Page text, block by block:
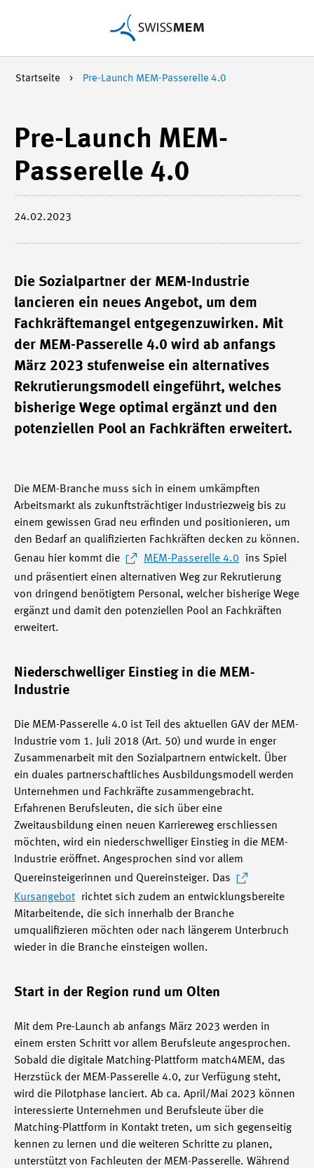
Startseite Pre-Launch MEM-Passerelle 4.0
Pre-Launch MEM-
Passerelle 4.0
24.02.2023
Die Sozialpartner der MEM-Industrie
lancieren ein neues Angebot, um dem
Fachkräftemangel entgegenzuwirken. Mit
der MEM-Passerelle 4.0 wird ab anfangs
März 2023 stufenweise ein alternatives
Rekrutierungsmodell eingeführt, welches
bisherige Wege optimal ergänzt und den
potenziellen Pool an Fachkräften erweitert.
Die MEM-Branche muss sich in einem umkämpften
Arbeitsmarkt als zukunftsträchtiger Industriezweig bis zu
einem gewissen Grad neu erfinden und positionieren, um
den Bedarf an qualifizierten Fachkräften decken zu können.
Genau hier kommt die
MEM-Passerelle 4.0
ins Spiel
und präsentiert einen alternativen Weg zur Rekrutierung
von dringend benötigtem Personal, welcher bisherige Wege
ergänzt und damit den potenziellen Pool an Fachkräften
erweitert.
Niederschwelliger Einstieg in die MEM-
Industrie
Die MEM-Passerelle 4.0 ist Teil des aktuellen GAV der MEM-
Industrie vom 1. Juli 2018 (Art. 50) und wurde in enger
Zusammenarbeit mit den Sozialpartnern entwickelt. Über
ein duales partnerschaftliches Ausbildungsmodell werden
Unternehmen und Fachkräfte zusammengebracht.
Erfahrenen Berufsleuten, die sich über eine
Zweitausbildung einen neuen Karriereweg erschliessen
möchten, wird ein niederschwelliger Einstieg in die MEM-
Industrie eröffnet. Angesprochen sind vor allem
Quereinsteigerinnen und Quereinsteiger. Das
Kursangebot
richtet sich zudem an entwicklungsbereite
Mitarbeitende, die sich innerhalb der Branche
umqualifizieren möchten oder nach längerem Unterbruch
wieder in die Branche einsteigen wollen.
Start in der Region rund um Olten
Mit dem Pre-Launch ab anfangs März 2023 werden in
einem ersten Schritt vor allem Berufsleute angesprochen.
Sobald die digitale Matching-Plattform match4MEM, das
Herzstück der MEM-Passerelle 4.0, zur Verfügung steht,
wird die Pilotphase lanciert. Ab ca. April/Mai 2023 können
interessierte Unternehmen und Berufsleute über die
Matching-Plattform in Kontakt treten, um sich gegenseitig
kennen zu lernen und die weiteren Schritte zu planen,
unterstützt von Fachleuten der MEM-Passerelle. Während